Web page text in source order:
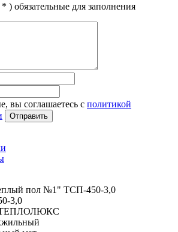
* ) обязательные для заполнения
вы соглашаетесь с политикой
Отправить
пол №1" ТСП-450-3,0
3,0
: ТЕПЛОЛЮКС